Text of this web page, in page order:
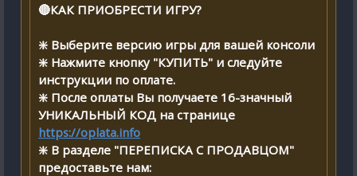
🔴КАК ПРИОБРЕСТИ ИГРУ?
❇️ Выберите версию игры для вашей консоли
❇️ Нажмите кнопку "КУПИТЬ" и следуйте
инструкции по оплате.
❇️ После оплаты Вы получаете 16-значный
УНИКАЛЬНЫЙ КОД на странице
https://oplata.info
❇️ В разделе "ПЕРЕПИСКА С ПРОДАВЦОМ"
предоставьте нам: